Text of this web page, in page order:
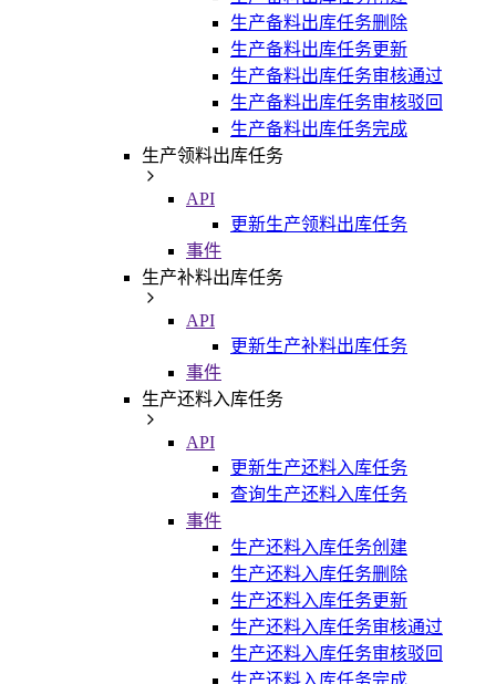
生产备料出库任务删除
生产备料出库任务更新
生产备料出库任务审核通过
生产备料出库任务审核驳回
生产备料出库任务完成
生产领料出库任务
API
更新生产领料出库任务
事件
生产补料出库任务
API
更新生产补料出库任务
事件
生产还料入库任务
API
更新生产还料入库任务
查询生产还料入库任务
事件
生产还料入库任务创建
生产还料入库任务删除
生产还料入库任务更新
生产还料入库任务审核通过
生产还料入库任务审核驳回
生产还料入库任务完成